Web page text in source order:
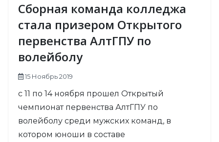
Сборная команда колледжа
стала призером Открытого
первенства АлтГПУ по
волейболу
15 Ноябрь 2019
с 11 по 14 ноября прошел Открытый
чемпионат первенства АлтГПУ по
волейболу среди мужских команд, в
котором юноши в составе